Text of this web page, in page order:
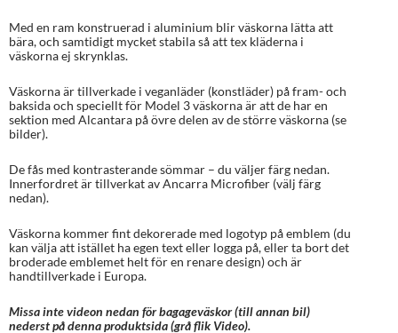
Med en ram konstruerad i aluminium blir väskorna lätta att
bära, och samtidigt mycket stabila så att tex kläderna i
väskorna ej skrynklas.
Väskorna är tillverkade i veganläder (konstläder) på fram- och
baksida och speciellt för Model 3 väskorna är att de har en
sektion med Alcantara på övre delen av de större väskorna (se
bilder).
De fås med kontrasterande sömmar – du väljer färg nedan.
Innerfordret är tillverkat av Ancarra Microfiber (välj färg
nedan).
Väskorna kommer fint dekorerade med logotyp på emblem (du
kan välja att istället ha egen text eller logga på, eller ta bort det
broderade emblemet helt för en renare design) och är
handtillverkade i Europa.
Missa inte videon nedan för bagageväskor (till annan bil)
nederst på denna produktsida (grå flik Video).